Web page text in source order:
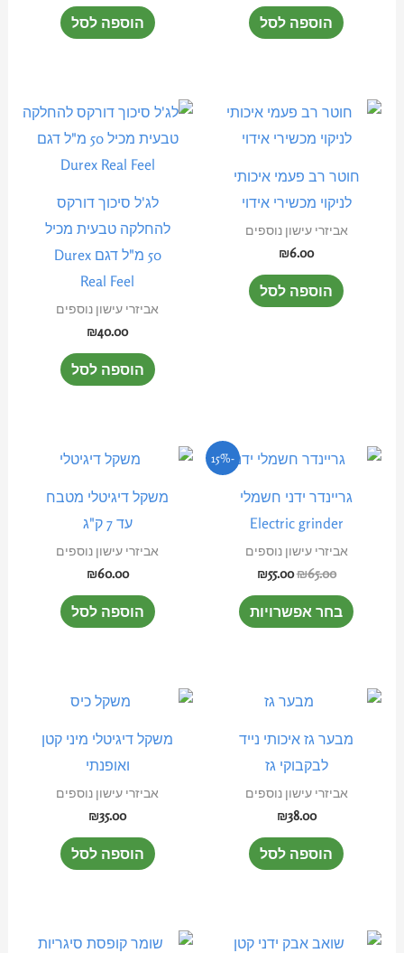
הוספה לסל הוספה לסל
חוטר רב פעמי איכותי
לניקוי מכשירי אידוי
אביזרי עישון נוספים
₪6.00
הוספה לסל
לג'ל סיכוך דורקס
להחלקה טבעית מכיל
50 מ"ל דגם Durex
Real Feel
אביזרי עישון נוספים
₪40.00
הוספה לסל
-15%
גריינדר ידני חשמלי
Electric grinder
אביזרי עישון נוספים
₪65.00
המחיר
המקורי
₪65.00.
₪55.00
המחיר
הנוכחי
₪55.00.
בחר אפשרויות
למוצר
לבחור
משקל דיגיטלי מטבח
עד 7 ק"ג
אביזרי עישון נוספים
₪60.00
הוספה לסל
מבער גז איכותי נייד
לבקבוקי גז
אביזרי עישון נוספים
₪38.00
הוספה לסל
משקל דיגיטלי מיני קטן
ואופנתי
אביזרי עישון נוספים
₪35.00
הוספה לסל
למוצר
למוצר